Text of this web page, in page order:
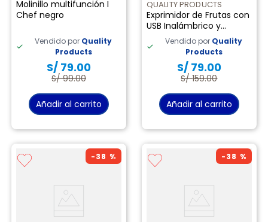
Molinillo multifunción I
Chef negro
Vendido por Quality
Products
S/ 79.00
S/ 99.00
Añadir al carrito
QUALITY PRODUCTS
Exprimidor de Frutas con
USB Inalámbrico y
Portátil Huugo
Vendido por Quality
Products
S/ 79.00
S/ 159.00
Añadir al carrito
-38 % -38 %